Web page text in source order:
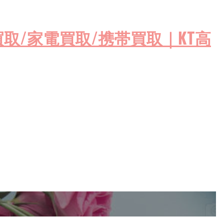
/家電買取/携帯買取｜KT高